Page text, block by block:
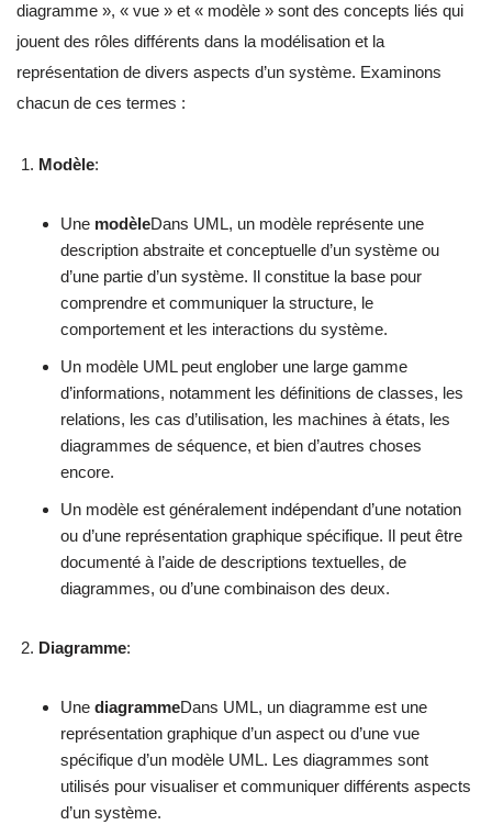
diagramme », « vue » et « modèle » sont des concepts liés qui
jouent des rôles différents dans la modélisation et la
représentation de divers aspects d’un système. Examinons
chacun de ces termes :
Modèle:
Une modèleDans UML, un modèle représente une
description abstraite et conceptuelle d’un système ou
d’une partie d’un système. Il constitue la base pour
comprendre et communiquer la structure, le
comportement et les interactions du système.
Un modèle UML peut englober une large gamme
d’informations, notamment les définitions de classes, les
relations, les cas d’utilisation, les machines à états, les
diagrammes de séquence, et bien d’autres choses
encore.
Un modèle est généralement indépendant d’une notation
ou d’une représentation graphique spécifique. Il peut être
documenté à l’aide de descriptions textuelles, de
diagrammes, ou d’une combinaison des deux.
Diagramme:
Une diagrammeDans UML, un diagramme est une
représentation graphique d’un aspect ou d’une vue
spécifique d’un modèle UML. Les diagrammes sont
utilisés pour visualiser et communiquer différents aspects
d’un système.